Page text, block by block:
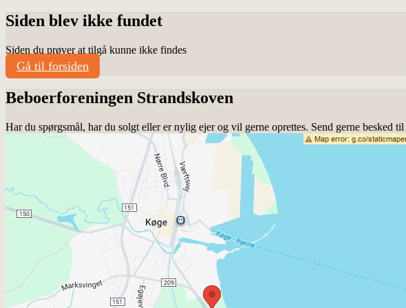
Siden blev ikke fundet
Siden du prøver at tilgå kunne ikke findes
Gå til forsiden
Beboerforeningen Strandskoven
Har du spørgsmål, har du solgt eller er nylig ejer og vil gerne oprettes. Send gerne besked til